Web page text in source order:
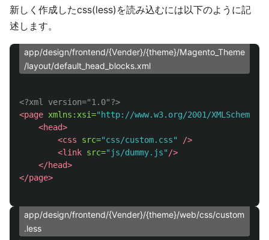
新しく作成したcss(less)を読み込むには以下のように記
述します。
app/design/frontend/{Vender}/{theme}/Magento_Theme
/layout/default_head_blocks.xml
<?xml version="1.0"?>
<page xmlns:xsi="http://www.w3.org/2001/XMLSchema-
<head>
<css
src="css/custom.css"
/>
<link src="js/dummy.js" />
</head>
</page>
app/design/frontend/{Vender}/{theme}/web/css/custom
.less